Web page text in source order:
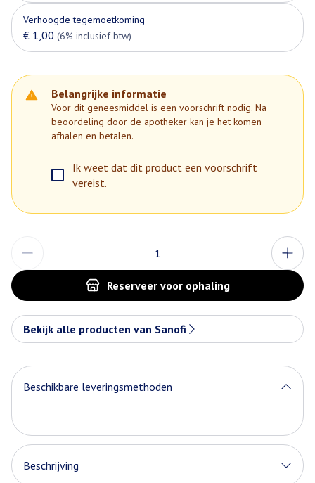
Verhoogde tegemoetkoming
€ 1,00 (6% inclusief btw)
Belangrijke informatie
Voor dit geneesmiddel is een voorschrift nodig. Na
beoordeling door de apotheker kan je het komen
afhalen en betalen.
Ik weet dat dit product een voorschrift
vereist.
Reserveervoor ophaling
Bekijk alle producten van Sanofi
Beschikbare leveringsmethoden
Beschrijving